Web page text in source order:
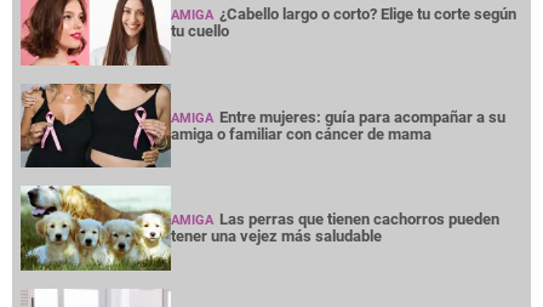
AMIGA ¿Cabello largo o corto? Elige tu corte según
tu cuello
AMIGA Entre mujeres: guía para acompañar a su
amiga o familiar con cáncer de mama
AMIGA Las perras que tienen cachorros pueden
tener una vejez más saludable